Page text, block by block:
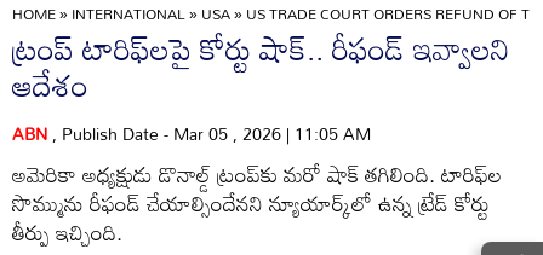
HOME»INTERNATIONAL»USA»US TRADE COURT ORDERS REFUND OF
ట్రంప్ టారిఫ్‌లపై కోర్టు షాక్.. రీఫండ్ ఇవ్వాలని
ఆదేశం
ABN, Publish Date - Mar 05 , 2026 | 11:05 AM
అమెరికా అధ్యక్షుడు డొనాల్డ్ ట్రంప్‌కు మరో షాక్ తగిలింది. టారిఫ్‌ల
సొమ్మును రీఫండ్‌ చేయాల్సిందేనని న్యూయార్క్‌లో ఉన్న ట్రేడ్‌ కోర్టు
తీర్పు ఇచ్చింది.